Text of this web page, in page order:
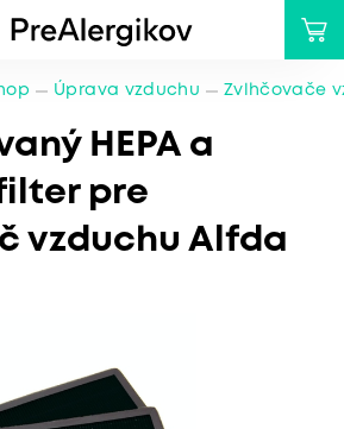
Úprava vzduchu Zvlhčovače
HEPA a
pre
vzduchu Alfda